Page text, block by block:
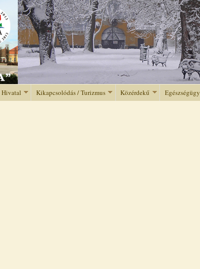
Jump to navigation
Hivatal Kikapcsolódás / Turizmus Közérdekű Egészségügy